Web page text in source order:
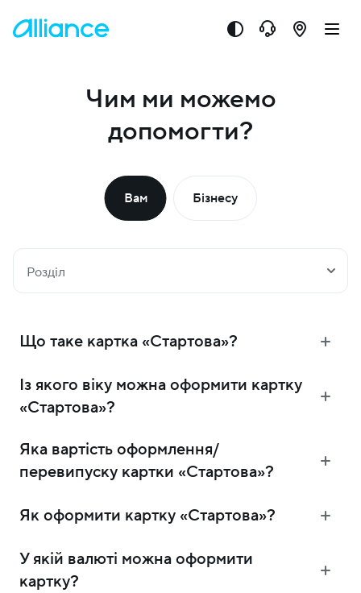
Чим ми можемо
допомогти?
Вам Бізнесу
Розділ
Що таке картка «Стартова»?
Із якого віку можна оформити картку
«Стартова»?
Яка вартість оформлення/
перевипуску картки «Стартова»?
Як оформити картку «Стартова»?
У якій валюті можна оформити
картку?